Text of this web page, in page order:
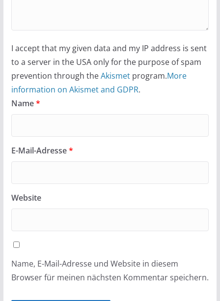
I accept that my given data and my IP address is sent
to a server in the USA only for the purpose of spam
prevention through theAkismetprogram.More
information on Akismet and GDPR.
Name*
E-Mail-Adresse*
Website
Name, E-Mail-Adresse und Website in diesem
Browser für meinen nächsten Kommentar speichern.